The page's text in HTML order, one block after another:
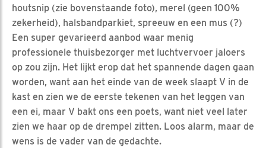
houtsnip (zie bovenstaande foto), merel (geen 100%
zekerheid), halsbandparkiet, spreeuw en een mus (?)
Een super gevarieerd aanbod waar menig
professionele thuisbezorger met luchtvervoer jaloers
op zou zijn. Het lijkt erop dat het spannende dagen gaan
worden, want aan het einde van de week slaapt V in de
kast en zien we de eerste tekenen van het leggen van
een ei, maar V bakt ons een poets, want niet veel later
zien we haar op de drempel zitten. Loos alarm, maar de
wens is de vader van de gedachte.